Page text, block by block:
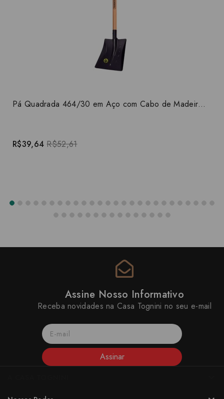
Pá Quadrada 464/30 em Aço com Cabo de Madeira 71 cm Reta Ergonômica Tramontina 77464434
R$39,64 R$52,61
Assine Nosso Informativo
Receba novidades na Casa Tognini no seu e-mail
Assinar